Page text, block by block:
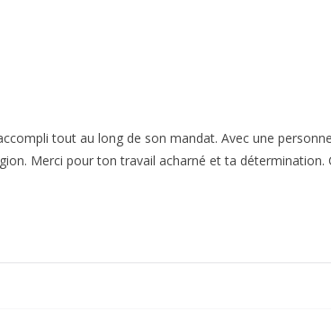
tout au long de son mandat. Avec une personne
Merci pour ton travail acharné et ta détermination.